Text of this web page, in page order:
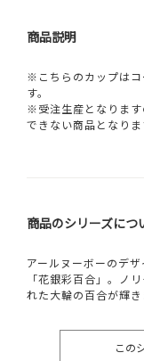
商品説明
※こちらのカップはコ
す。
※受注生産となります
できない商品となりま
商品のシリーズにつ
アールヌーボーのデ
「花銀彩百合」。ノ
れた大輪の百合が輝き
この